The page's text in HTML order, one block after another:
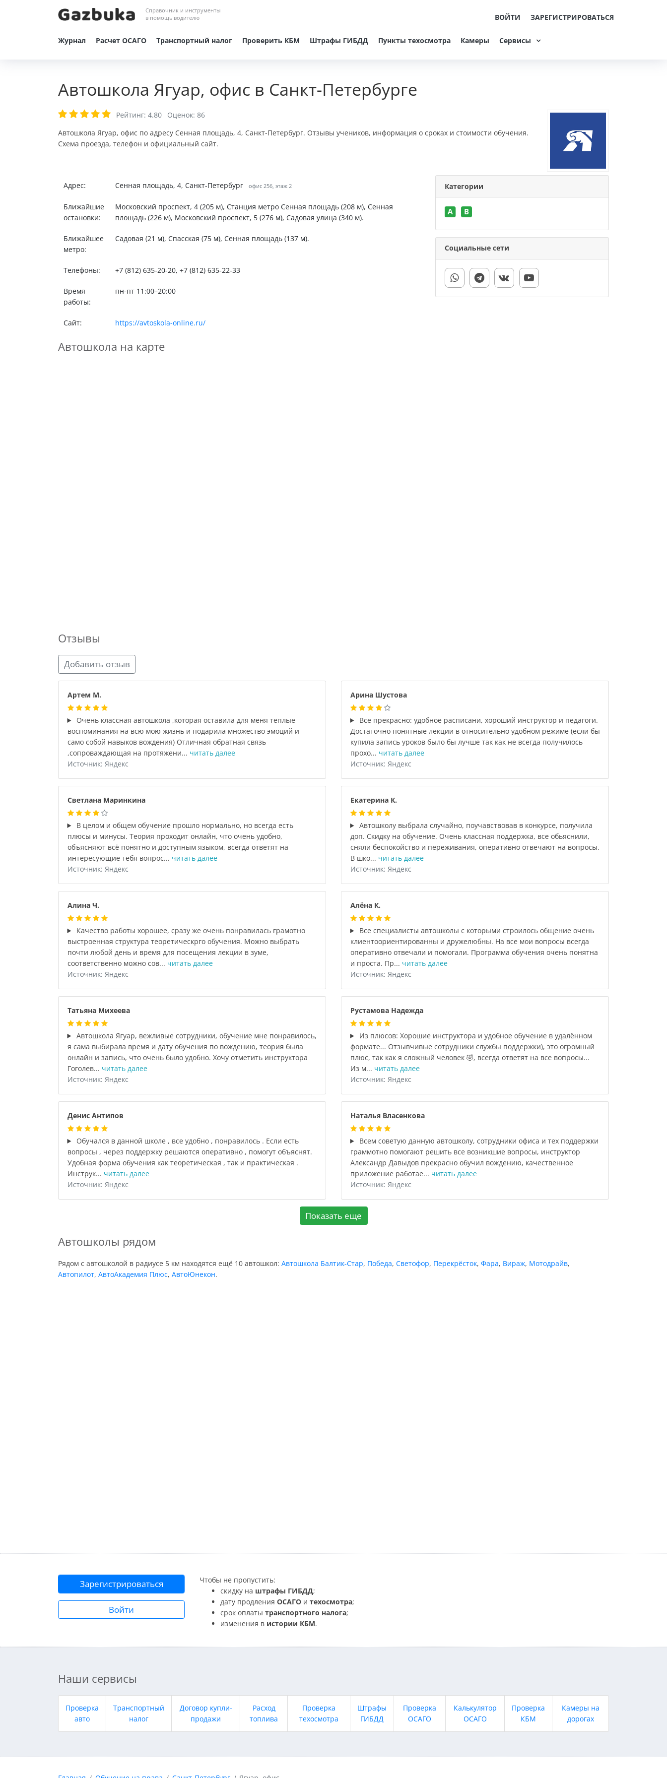
Справочник и инструменты
в помощь водителю
ВОЙТИ ЗАРЕГИСТРИРОВАТЬСЯ
Журнал Расчет ОСАГО Транспортный налог Проверить КБМ Штрафы ГИБДД Пункты техосмотра Камеры Сервисы
Автошкола Ягуар, офис в Санкт-Петербурге
Рейтинг: 4.80 Оценок: 86
Автошкола Ягуар, офис по адресу Сенная площадь, 4, Санкт-Петербург. Отзывы учеников, информация о сроках и стоимости обучения.
Схема проезда, телефон и официальный сайт.
Адрес: Сенная площадь, 4, Санкт-Петербург офис 256, этаж 2
Ближайшие
остановки:
Московский проспект, 4 (205 м), Станция метро Сенная площадь (208 м), Сенная
площадь (226 м), Московский проспект, 5 (276 м), Садовая улица (340 м).
Ближайшее
метро:
Садовая (21 м), Спасская (75 м), Сенная площадь (137 м).
Телефоны: +7 (812) 635-20-20, +7 (812) 635-22-33
Время
работы:
пн-пт 11:00–20:00
Сайт: https://avtoskola-online.ru/
Категории
A B
Социальные сети
Автошкола на карте
Отзывы
Добавить отзыв
Артем М.
Очень классная автошкола ,которая оставила для меня теплые
воспоминания на всю мою жизнь и подарила множество эмоций и
само собой навыков вождения) Отличная обратная связь
,сопроваждающая на протяжени... читать далее
Источник: Яндекс
Арина Шустова
Все прекрасно: удобное расписани, хороший инструктор и педагоги.
Достаточно понятные лекции в относительно удобном режиме (если бы
купила запись уроков было бы лучше так как не всегда получилось
прохо... читать далее
Источник: Яндекс
Светлана Маринкина
В целом и общем обучение прошло нормально, но всегда есть
плюсы и минусы. Теория проходит онлайн, что очень удобно,
объясняют всё понятно и доступным языком, всегда ответят на
интересующие тебя вопрос... читать далее
Источник: Яндекс
Екатерина К.
Автошколу выбрала случайно, поучавствовав в конкурсе, получила
доп. Скидку на обучение. Очень классная поддержка, все обьяснили,
сняли беспокойство и переживания, оперативно отвечают на вопросы.
В шко... читать далее
Источник: Яндекс
Алина Ч.
Качество работы хорошее, сразу же очень понравилась грамотно
выстроенная структура теоретическрго обучения. Можно выбрать
почти любой день и время для посещения лекции в зуме,
соответственно можно сов... читать далее
Источник: Яндекс
Алёна К.
Все специалисты автошколы с которыми строилось общение очень
клиентоориентированны и дружелюбны. На все мои вопросы всегда
оперативно отвечали и помогали. Программа обучения очень понятна
и проста. Пр... читать далее
Источник: Яндекс
Татьяна Михеева
Автошкола Ягуар, вежливые сотрудники, обучение мне понравилось,
я сама выбирала время и дату обучения по вождению, теория была
онлайн и запись, что очень было удобно. Хочу отметить инструктора
Гоголев... читать далее
Источник: Яндекс
Рустамова Надежда
Из плюсов: Хорошие инструктора и удобное обучение в удалённом
формате... Отзывчивые сотрудники службы поддержки), это огромный
плюс, так как я сложный человек 🤣, всегда ответят на все вопросы...
Из м... читать далее
Источник: Яндекс
Денис Антипов
Обучался в данной школе , все удобно , понравилось . Если есть
вопросы , через поддержку решаются оперативно , помогут объяснят.
Удобная форма обучения как теоретическая , так и практическая .
Инструк... читать далее
Источник: Яндекс
Наталья Власенкова
Всем советую данную автошколу, сотрудники офиса и тех поддержки
граммотно помогают решить все возникшие вопросы, инструктор
Александр Давыдов прекрасно обучил вождению, качественное
приложение работае... читать далее
Источник: Яндекс
Показать еще
Автошколы рядом
Рядом с автошколой в радиусе 5 км находятся ещё 10 автошкол: Автошкола Балтик-Стар, Победа, Светофор, Перекрёсток, Фара, Вираж, Мотодрайв,
Автопилот, АвтоАкадемия Плюс, АвтоЮнекон.
Зарегистрироваться
Войти
Чтобы не пропустить:
скидку на штрафы ГИБДД;
дату продления ОСАГО и техосмотра;
срок оплаты транспортного налога;
изменения в истории КБМ.
Наши сервисы
Проверка
авто
Транспортный
налог
Договор купли-
продажи
Расход
топлива
Проверка
техосмотра
Штрафы
ГИБДД
Проверка
ОСАГО
Калькулятор
ОСАГО
Проверка
КБМ
Камеры на
дорогах